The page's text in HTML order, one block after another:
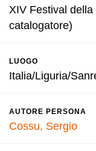
XIV Festival
catalogatore)
LUOGO
Italia/Liguria/
AUTORE PERSONA
Cossu, Sergio